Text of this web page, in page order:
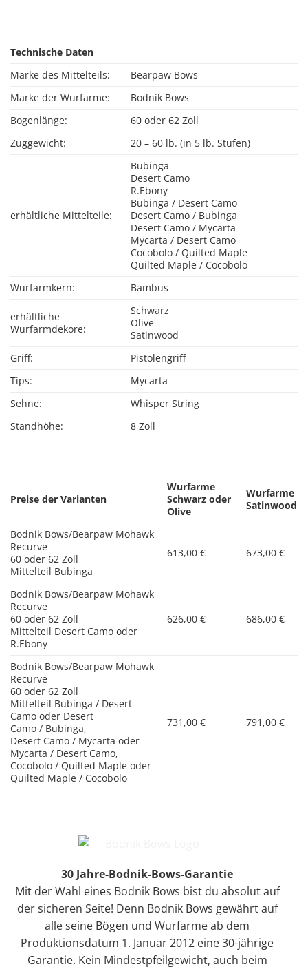
Technische Daten
Marke des Mittelteils:
Bearpaw Bows
Marke der Wurfarme:
Bodnik Bows
Bogenlänge:
60 oder 62 Zoll
Zuggewicht:
20 – 60 lb. (in 5 lb. Stufen)
erhältliche Mittelteile:
Bubinga
Desert Camo
R.Ebony
Bubinga / Desert Camo
Desert Camo / Bubinga
Desert Camo / Mycarta
Mycarta / Desert Camo
Cocobolo / Quilted Maple
Quilted Maple / Cocobolo
Wurfarmkern:
Bambus
erhältliche
Wurfarmdekore:
Schwarz
Olive
Satinwood
Griff:
Pistolengriff
Tips:
Mycarta
Sehne:
Whisper String
Standhöhe:
8 Zoll
Preise der Varianten
Wurfarme
Schwarz oder
Olive
Wurfarme
Satinwood
Bodnik Bows/Bearpaw Mohawk
Recurve
60 oder 62 Zoll
Mittelteil Bubinga
613,00 € 673,00 €
Bodnik Bows/Bearpaw Mohawk
Recurve
60 oder 62 Zoll
Mittelteil Desert Camo oder
R.Ebony
626,00 € 686,00 €
Bodnik Bows/Bearpaw Mohawk
Recurve
60 oder 62 Zoll
Mittelteil Bubinga / Desert
Camo oder Desert
Camo / Bubinga,
Desert Camo / Mycarta oder
Mycarta / Desert Camo,
Cocobolo / Quilted Maple oder
Quilted Maple / Cocobolo
731,00 € 791,00 €
30 Jahre-Bodnik-Bows-Garantie
Mit der Wahl eines Bodnik Bows bist du absolut auf
der sicheren Seite! Denn Bodnik Bows gewährt auf
alle seine Bögen und Wurfarme ab dem
Produktionsdatum 1. Januar 2012 eine 30-jährige
Garantie. Kein Mindestpfeilgewicht, auch beim